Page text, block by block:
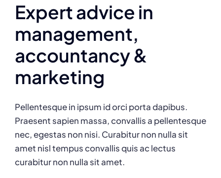
Expert advice in
management,
accountancy &
marketing
Pellentesque in ipsum id orci porta dapibus.
Praesent sapien massa, convallis a pellentesque
nec, egestas non nisi. Curabitur non nulla sit
amet nisl tempus convallis quis ac lectus
curabitur non nulla sit amet.